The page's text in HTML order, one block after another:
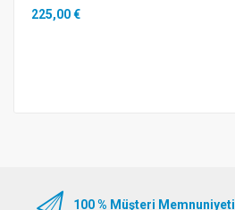
225,00 €
100 % Müşteri Memnuniyeti